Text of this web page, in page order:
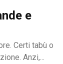
e
Certi tabù o
Anzi,...